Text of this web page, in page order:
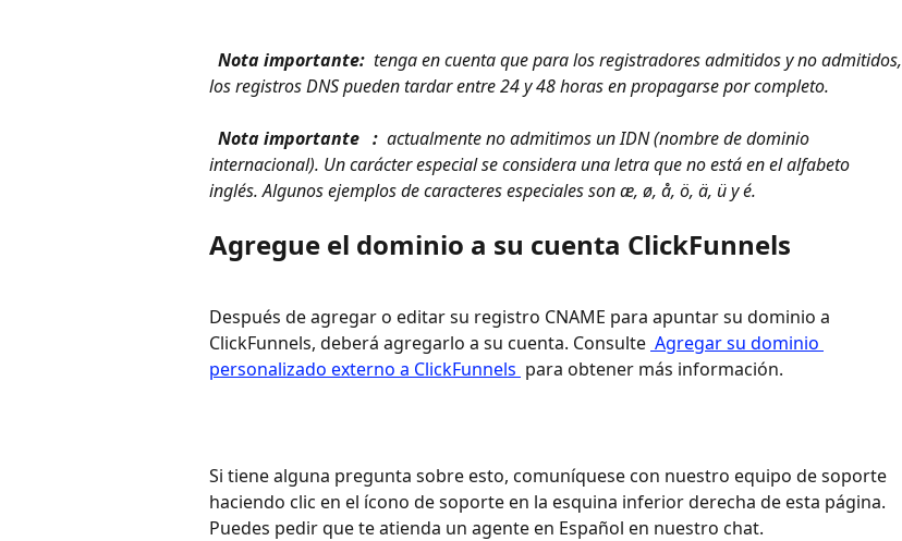
Nota importante: tenga en cuenta que para los registradores admitidos y no admitidos,
los registros DNS pueden tardar entre 24 y 48 horas en propagarse por completo.
Nota importante : actualmente no admitimos un IDN (nombre de dominio
internacional). Un carácter especial se considera una letra que no está en el alfabeto
inglés. Algunos ejemplos de caracteres especiales son æ, ø, å, ö, ä, ü y é.
Agregue el dominio a su cuenta ClickFunnels
Después de agregar o editar su registro CNAME para apuntar su dominio a
ClickFunnels, deberá agregarlo a su cuenta. Consulte Agregar su dominio
personalizado externo a ClickFunnels para obtener más información.
Si tiene alguna pregunta sobre esto, comuníquese con nuestro equipo de soporte
haciendo clic en el ícono de soporte en la esquina inferior derecha de esta página.
Puedes pedir que te atienda un agente en Español en nuestro chat.